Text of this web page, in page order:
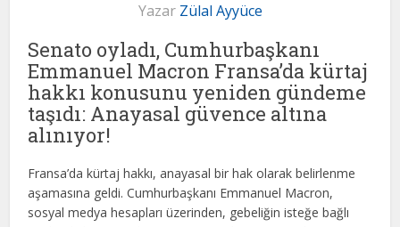
Yazar Zülal Ayyüce
Senato oyladı, Cumhurbaşkanı
Emmanuel Macron Fransa’da kürtaj
hakkı konusunu yeniden gündeme
taşıdı: Anayasal güvence altına
alınıyor!
Fransa’da kürtaj hakkı, anayasal bir hak olarak belirlenme
aşamasına geldi. Cumhurbaşkanı Emmanuel Macron,
sosyal medya hesapları üzerinden, gebeliğin isteğe bağlı